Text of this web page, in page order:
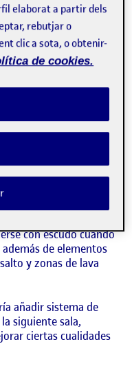
el video explicativo
para esta entrega.
ya que solo tengo
con dos salas,
hechos de manera
más de mazmorra de
1 combate con un boss.
con escudo cuando
de elementos
y zonas de lava
añadir sistema de
siguiente sala,
ciertas cualidades
elaborat a partir dels
rebutjar o
clic a sota, o obtenir-
de cookies.